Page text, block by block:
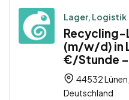
Lager, Logistik
(m/w/d) in
€/Stunde
44532
Deutschland